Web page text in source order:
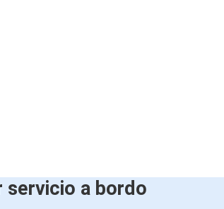
servicio a bordo